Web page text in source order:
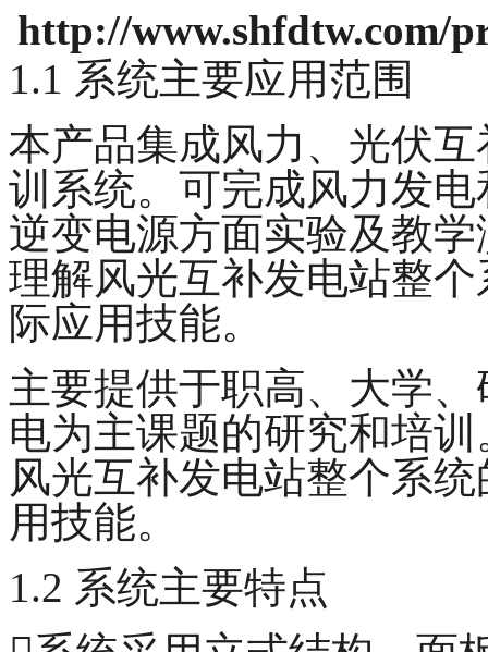
http://www.shfdtw.com/
1.1 系统主要应用范围
本产品集成风力、光伏
训系统。可完成风力发
逆变电源方面实验及教
理解风光互补发电站整
际应用技能。
主要提供于职高、大学
电为主课题的研究和培
风光互补发电站整个系
用技能。
1.2 系统主要特点